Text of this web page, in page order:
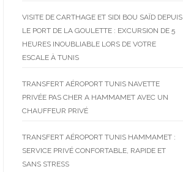
VISITE DE CARTHAGE ET SIDI BOU SAÏD DEPUIS
LE PORT DE LA GOULETTE : EXCURSION DE 5
HEURES INOUBLIABLE LORS DE VOTRE
ESCALE À TUNIS
TRANSFERT AÉROPORT TUNIS NAVETTE
PRIVÉE PAS CHER A HAMMAMET AVEC UN
CHAUFFEUR PRIVÉ
TRANSFERT AÉROPORT TUNIS HAMMAMET :
SERVICE PRIVÉ CONFORTABLE, RAPIDE ET
SANS STRESS